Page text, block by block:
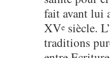
fait avant lui
XVe siècle.
traditions